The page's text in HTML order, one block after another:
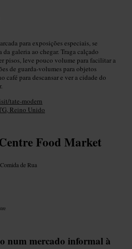
para exposições especiais, se
da galeria ao chegar. Traga calçado
pisos, leve pouco volume para facilitar a
de guarda-volumes para objetos
café para descansar e ver a cidade do
tate-modern
Reino Unido
Food Market
de Rua
num mercado informal à